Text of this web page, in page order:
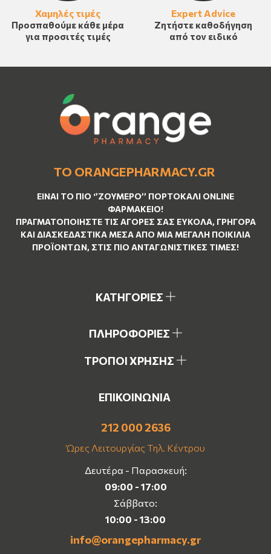
Χαμηλές τιμές
Προσπαθούμε κάθε μέρα
για προσιτές τιμές
Expert Advice
Ζητήστε καθοδήγηση
από τον ειδικό
ΤΟ ORANGEPHARMACY.GR
ΕΊΝΑΙ ΤO ΠΙΟ ‘’ΖΟΥΜΕΡΌ’’ ΠΟΡΤΟΚΑΛΊ ΟNLINE
ΦΑΡΜΑΚΕΊΟ!
ΠΡΑΓΜΑΤΟΠΟΙΉΣΤΕ ΤΙΣ ΑΓΟΡΈΣ ΣΑΣ ΕΎΚΟΛΑ, ΓΡΉΓΟΡΑ
ΚΑΙ ΔΙΑΣΚΕΔΑΣΤΙΚΆ ΜΈΣΑ ΑΠΌ ΜΙΑ ΜΕΓΆΛΗ ΠΟΙΚΙΛΊΑ
ΠΡΟΪΌΝΤΩΝ, ΣΤΙΣ ΠΙΟ ΑΝΤΑΓΩΝΙΣΤΙΚΈΣ ΤΙΜΈΣ!
ΚΑΤΗΓΟΡΙΕΣ
ΠΛΗΡΟΦΟΡΙΕΣ
ΤΡΟΠΟΙ ΧΡΗΣΗΣ
ΕΠΙΚΟΙΝΩΝΙΑ
212 000 2636
Ώρες Λειτουργίας Τηλ. Κέντρου
Δευτέρα - Παρασκευή:
09:00 - 17:00
Σάββατο:
10:00 - 13:00
info@orangepharmacy.gr